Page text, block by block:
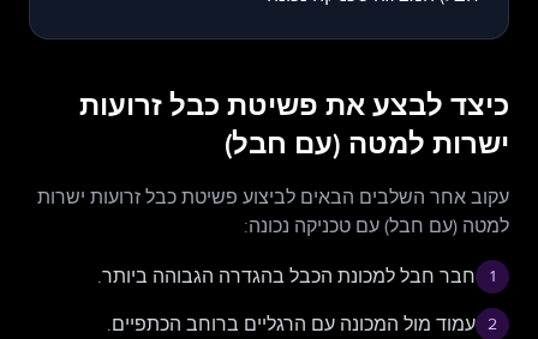
כיצד לבצע את פשיטת כבל זרועות
ישרות למטה (עם חבל)
עקוב אחר השלבים הבאים לביצוע פשיטת כבל זרועות ישרות
למטה (עם חבל) עם טכניקה נכונה:
1 חבר חבל למכונת הכבל בהגדרה הגבוהה ביותר.
2 עמוד מול המכונה עם הרגליים ברוחב הכתפיים.